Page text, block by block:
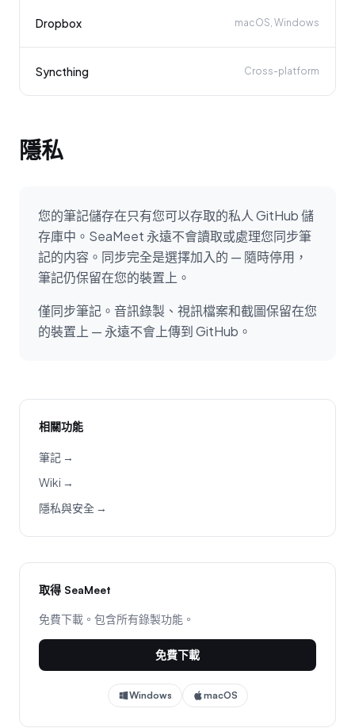
Dropbox macOS, Windows
Syncthing Cross-platform
隱私
您的筆記儲存在只有您可以存取的私人 GitHub 儲
存庫中。SeaMeet 永遠不會讀取或處理您同步筆
記的内容。同步完全是選擇加入的 — 隨時停用，
筆記仍保留在您的裝置上。
僅同步筆記。音訊錄製、視訊檔案和截圖保留在您
的裝置上 — 永遠不會上傳到 GitHub。
相關功能
筆記 →
Wiki →
隱私與安全 →
取得 SeaMeet
免費下載。包含所有錄製功能。
免費下載
Windows macOS